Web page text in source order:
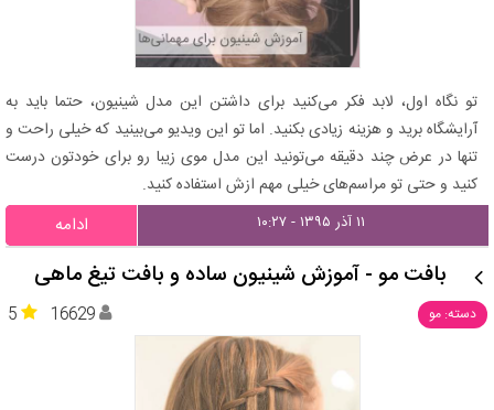
تو نگاه اول، لابد فکر می‌کنید برای داشتن این مدل شینیون، حتما باید به
آرایشگاه برید و هزینه زیادی بکنید. اما تو این ویدیو می‌بینید که خیلی راحت و
تنها در عرض چند دقیقه می‌تونید این مدل موی زیبا رو برای خودتون درست
کنید و حتی تو مراسم‌های خیلی مهم ازش استفاده کنید.
۱۱ آذر ۱۳۹۵ - ۱۰:۲۷ ادامه
بافت مو - آموزش شینیون ساده و بافت تیغ ماهی
دسته: مو 5 16629